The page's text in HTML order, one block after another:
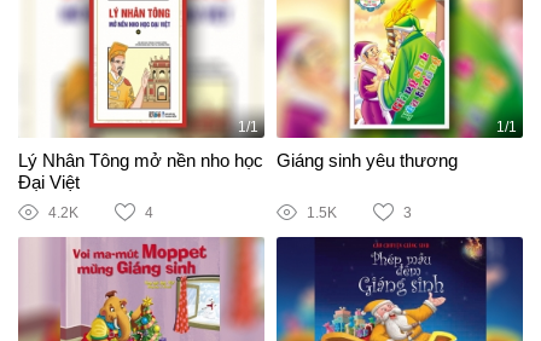
1/1
Lý Nhân Tông mở nền nho học
Đại Việt
4.2K 4
1/1
Giáng sinh yêu thương
1.5K 3